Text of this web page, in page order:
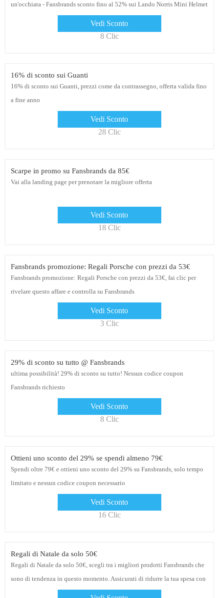
un'occhiata - Fansbrands sconto fino al 52% sui Lando Norris Mini Helmet
Vedi Sconto
8 Clic
16% di sconto sui Guanti
16% di sconto sui Guanti, prezzi come da contrassegno, offerta valida fino
a fine anno
Vedi Sconto
28 Clic
Scarpe in promo su Fansbrands da 85€
Vai alla landing page per prenotare la migliore offerta
Vedi Sconto
18 Clic
Fansbrands promozione: Regali Porsche con prezzi da 53€
Fansbrands promozione: Regali Porsche con prezzi da 53€, fai clic per
rivelare questo affare e controlla su Fansbrands
Vedi Sconto
3 Clic
29% di sconto su tutto @ Fansbrands
ultima possibilità! 29% di sconto su tutto! Nessun codice coupon
Fansbrands richiesto
Vedi Sconto
8 Clic
Ottieni uno sconto del 29% se spendi almeno 79€
Spendi oltre 79€ e ottieni uno sconto del 29% su Fansbrands, solo tempo
limitato e nessun codice coupon necessario
Vedi Sconto
16 Clic
Regali di Natale da solo 50€
Regali di Natale da solo 50€, scegli tra i migliori prodotti Fansbrands che
sono di tendenza in questo momento. Assicurati di ridurre la tua spesa con